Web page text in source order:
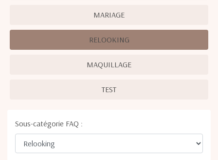
MARIAGE
RELOOKING
MAQUILLAGE
TEST
Sous-catégorie FAQ :